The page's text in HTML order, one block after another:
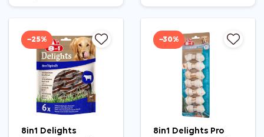
−25%
8in1 Delights
−30%
8in1 Delights Pro